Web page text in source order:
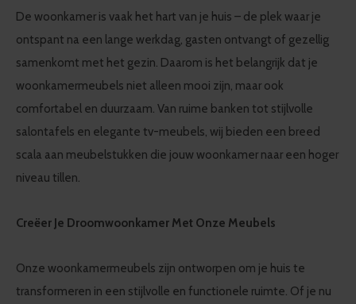
De woonkamer is vaak het hart van je huis – de plek waar je
ontspant na een lange werkdag, gasten ontvangt of gezellig
samenkomt met het gezin. Daarom is het belangrijk dat je
woonkamermeubels niet alleen mooi zijn, maar ook
comfortabel en duurzaam. Van ruime banken tot stijlvolle
salontafels en elegante tv-meubels, wij bieden een breed
scala aan meubelstukken die jouw woonkamer naar een hoger
niveau tillen.
Creëer Je Droomwoonkamer Met Onze Meubels
Onze woonkamermeubels zijn ontworpen om je huis te
transformeren in een stijlvolle en functionele ruimte. Of je nu